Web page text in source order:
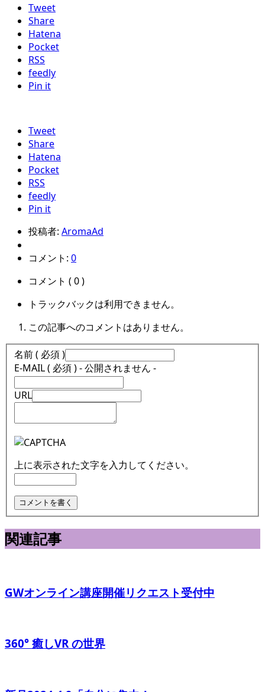
Tweet
Share
Hatena
Pocket
RSS
feedly
Pin it
Tweet
Share
Hatena
Pocket
RSS
feedly
Pin it
投稿者: AromaAd
コメント: 0
コメント ( 0 )
トラックバックは利用できません。
この記事へのコメントはありません。
名前 ( 必須 )
E-MAIL ( 必須 ) - 公開されません -
URL
上に表示された文字を入力してください。
関連記事
GWオンライン講座開催リクエスト受付中
360° 癒しVR の世界